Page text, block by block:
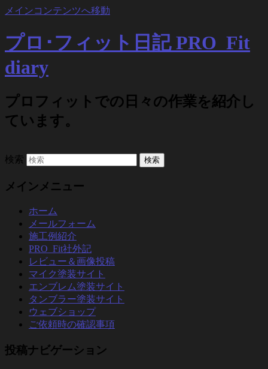
メインコンテンツへ移動
プロ･フィット日記 PRO_Fit
diary
プロフィットでの日々の作業を紹介し
ています。
検索
メインメニュー
ホーム
メールフォーム
施工例紹介
PRO_Fit社外記
レビュー＆画像投稿
マイク塗装サイト
エンブレム塗装サイト
タンブラー塗装サイト
ウェブショップ
ご依頼時の確認事項
投稿ナビゲーション